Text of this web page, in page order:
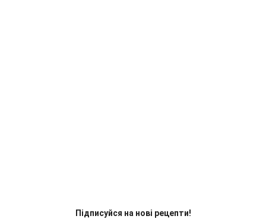
Підписуйся на нові рецепти!